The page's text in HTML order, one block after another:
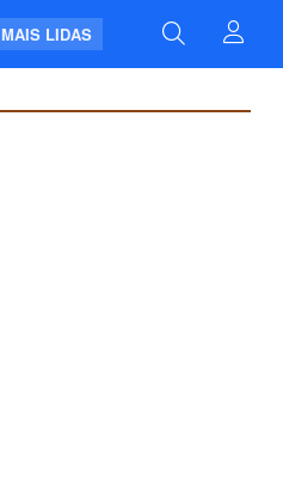
MAIS LIDAS